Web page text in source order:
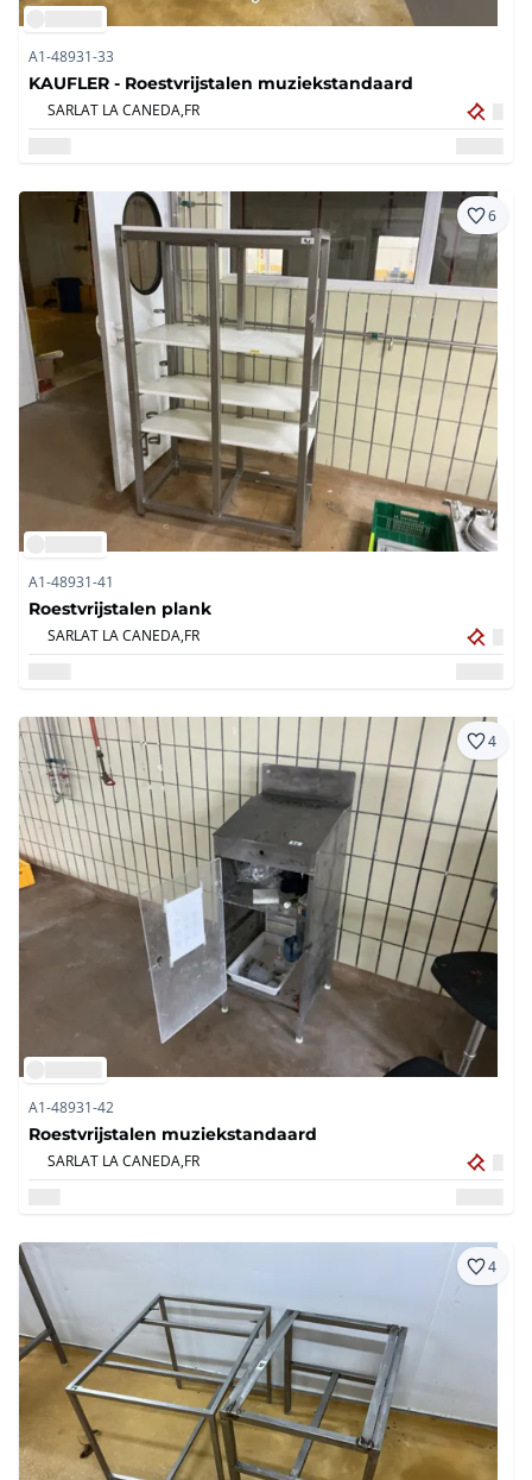
A1-48931-33
KAUFLER - Roestvrijstalen muziekstandaard
SARLAT LA CANEDA,FR
6
A1-48931-41
Roestvrijstalen plank
SARLAT LA CANEDA,FR
4
A1-48931-42
Roestvrijstalen muziekstandaard
SARLAT LA CANEDA,FR
4